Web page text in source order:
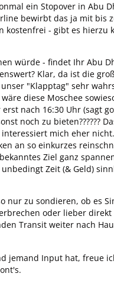
ein Stopover in Abu
bewirbt das ja mit bis
kostenfrei - gibt es hierzu
würde - findet Ihr Abu
Klar, da ist die
"Klapptag" sehr
diese Moschee
nach 16:30 Uhr (sagt
noch zu bieten??????
interessiert mich eher
an so einkurzes
Ziel ganz
Zeit (& Geld)
nur zu sondieren, ob es
oder lieber
Transit weiter nach
jemand Input hat, freue